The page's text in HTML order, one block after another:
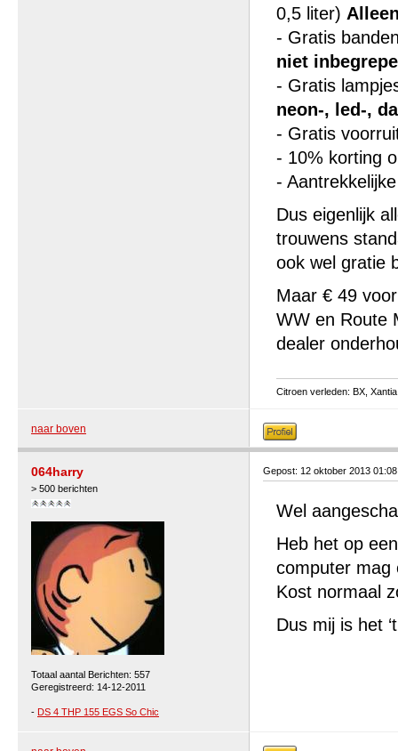
0,5 liter)
- Gratis
niet
- Gratis
neon-, led-,
- Gratis
- 10% korting
-
Dus eigenlijk
trouwens
ook wel gratie
Maar € 49
WW en Route
dealer
Citroen verleden: BX,
naar boven
064harry
> 500 berichten
Totaal aantal Berichten: 557
Geregistreerd: 14-12-2011
- DS 4 THP 155 EGS So Chic
Gepost: 12 oktober 2013 01:08
Wel
Heb het op
computer mag
Kost normaal
Dus mij is het